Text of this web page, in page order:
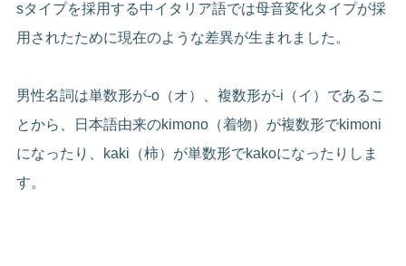
sタイプを採用する中イタリア語では母音変化タイプが採
用されたために現在のような差異が生まれました。
男性名詞は単数形が-o（オ）、複数形が-i（イ）であるこ
とから、日本語由来のkimono（着物）が複数形でkimoni
になったり、kaki（柿）が単数形でkakoになったりしま
す。